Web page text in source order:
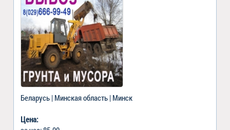
Беларусь | Минская область | Минск
Цена: